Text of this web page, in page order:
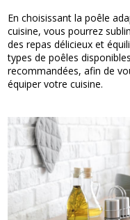
En choisissant la poêle
cuisine, vous pourrez
des repas délicieux et
types de poêles
recommandées, afin de
équiper votre cuisine.